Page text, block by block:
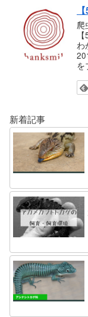
爬
わ
を
新着記事